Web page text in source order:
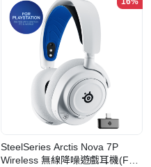
SteelSeries Arctis Nova 7P
Wireless 無線降噪遊戲耳機(For